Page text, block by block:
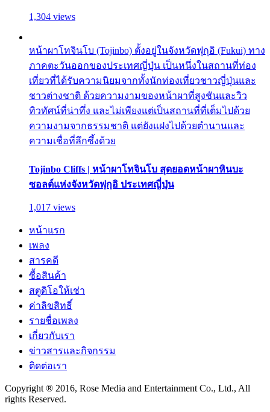
1,304 views
หน้าผาโทจินโบ (Tojinbo) ตั้งอยู่ในจังหวัดฟุกุอิ (Fukui) ทาง
ภาคตะวันออกของประเทศญี่ปุ่น เป็นหนึ่งในสถานที่ท่อง
เที่ยวที่ได้รับความนิยมจากทั้งนักท่องเที่ยวชาวญี่ปุ่นและ
ชาวต่างชาติ ด้วยความงามของหน้าผาที่สูงชันและวิว
ทิวทัศน์ที่น่าทึ่ง และไม่เพียงแต่เป็นสถานที่ที่เต็มไปด้วย
ความงามจากธรรมชาติ แต่ยังแฝงไปด้วยตำนานและ
ความเชื่อที่ลึกซึ้งด้วย
Tojinbo Cliffs | หน้าผาโทจินโบ สุดยอดหน้าผาหินบะ
ซอลต์แห่งจังหวัดฟุกุอิ ประเทศญี่ปุ่น
1,017 views
หน้าแรก
เพลง
สารคดี
ซื้อสินค้า
สตูดิโอให้เช่า
ค่าลิขสิทธิ์
รายชื่อเพลง
เกี่ยวกับเรา
ข่าวสารและกิจกรรม
ติดต่อเรา
Copyright ® 2016, Rose Media and Entertainment Co., Ltd., All
rights Reserved.